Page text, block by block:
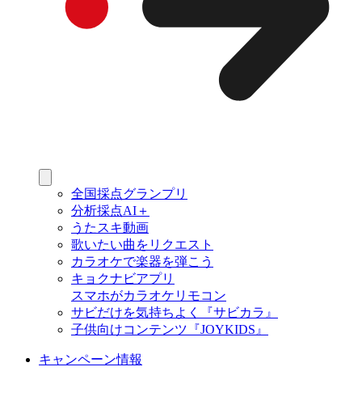
全国採点グランプリ
分析採点AI＋
うたスキ動画
歌いたい曲をリクエスト
カラオケで楽器を弾こう
キョクナビアプリ
スマホがカラオケリモコン
サビだけを気持ちよく『サビカラ』
子供向けコンテンツ『JOYKIDS』
キャンペーン情報